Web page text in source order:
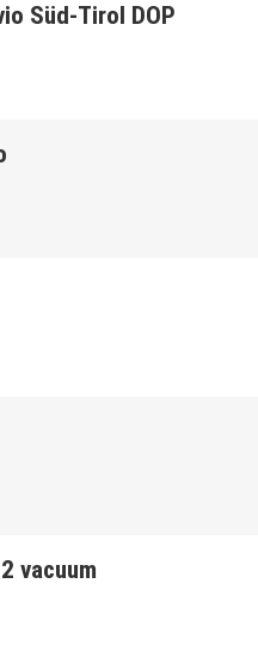
Süd-Tirol DOP
vacuum